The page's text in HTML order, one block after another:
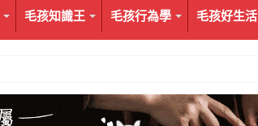
毛孩知識王 毛孩行為學 毛孩好生活